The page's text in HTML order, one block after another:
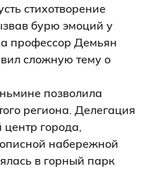
стихотворение
бурю эмоций у
профессор Демьян
сложную тему о
позволила
региона. Делегация
города,
набережной
в горный парк